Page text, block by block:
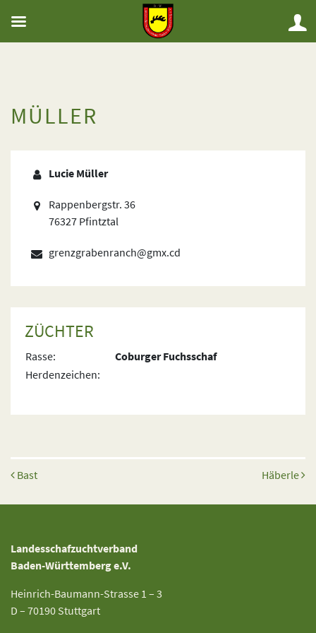
MÜLLER
Lucie Müller
Rappenbergstr. 36
76327 Pfintztal
grenzgrabenranch@gmx.cd
ZÜCHTER
Rasse:
Coburger Fuchsschaf
Herdenzeichen:
Beitrags-Navigation
Bast Häberle
Landesschafzuchtverband
Baden-Württemberg e.V.
Heinrich-Baumann-Strasse 1 – 3
D – 70190 Stuttgart